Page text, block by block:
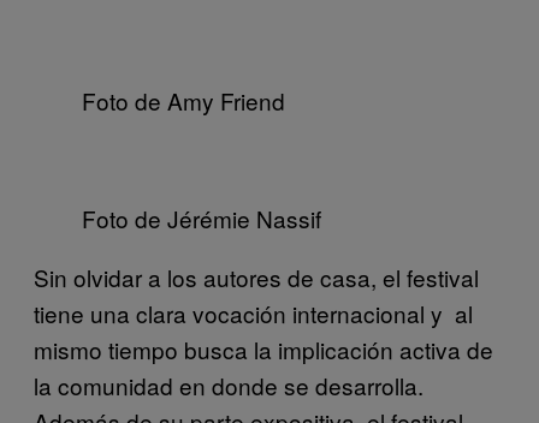
Foto de Amy Friend
Foto de Jérémie Nassif
Sin olvidar a los autores de casa, el festival
tiene una clara vocación internacional y al
mismo tiempo busca la implicación activa de
la comunidad en donde se desarrolla.